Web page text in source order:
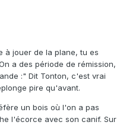
à jouer de la plane, tu es
a des période de rémission,
:" Dit Tonton, c'est vrai
pire qu'avant.
un bois où l'on a pas
l'écorce avec son canif. Sur